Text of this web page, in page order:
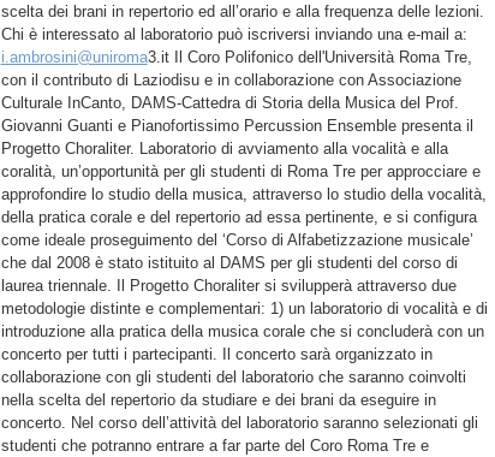
scelta dei brani in repertorio ed all’orario e alla frequenza delle lezioni.
Chi è interessato al laboratorio può iscriversi inviando una e-mail a:
i.ambrosini@uniroma3.it Il Coro Polifonico dell'Università Roma Tre,
con il contributo di Laziodisu e in collaborazione con Associazione
Culturale InCanto, DAMS-Cattedra di Storia della Musica del Prof.
Giovanni Guanti e Pianofortissimo Percussion Ensemble presenta il
Progetto Choraliter. Laboratorio di avviamento alla vocalità e alla
coralità, un’opportunità per gli studenti di Roma Tre per approcciare e
approfondire lo studio della musica, attraverso lo studio della vocalità,
della pratica corale e del repertorio ad essa pertinente, e si configura
come ideale proseguimento del ‘Corso di Alfabetizzazione musicale’
che dal 2008 è stato istituito al DAMS per gli studenti del corso di
laurea triennale. Il Progetto Choraliter si svilupperà attraverso due
metodologie distinte e complementari: 1) un laboratorio di vocalità e di
introduzione alla pratica della musica corale che si concluderà con un
concerto per tutti i partecipanti. Il concerto sarà organizzato in
collaborazione con gli studenti del laboratorio che saranno coinvolti
nella scelta del repertorio da studiare e dei brani da eseguire in
concerto. Nel corso dell’attività del laboratorio saranno selezionati gli
studenti che potranno entrare a far parte del Coro Roma Tre e